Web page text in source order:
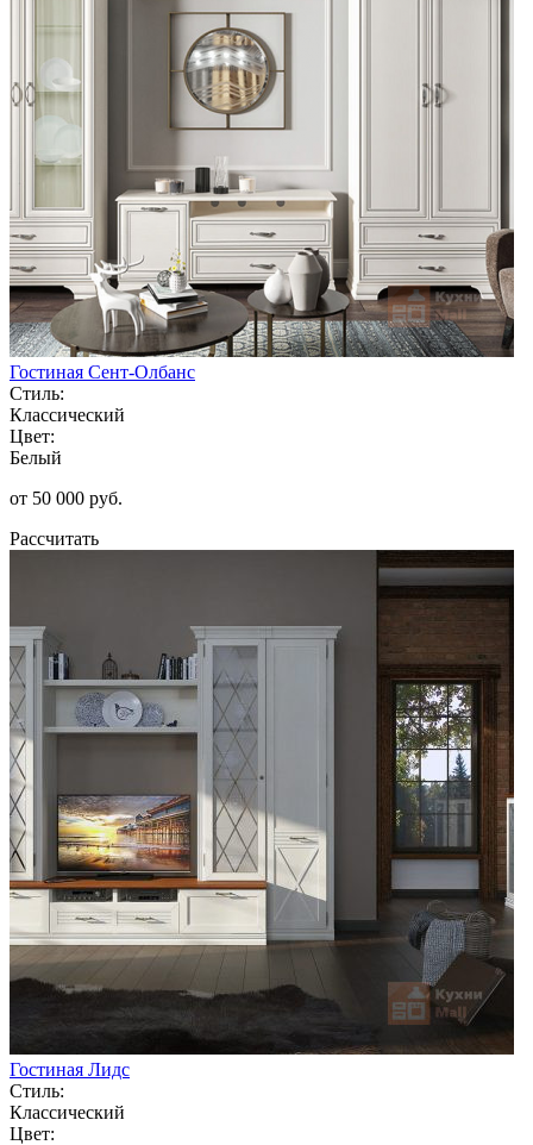
Гостиная Сент-Олбанс
Стиль:
Классический
Цвет:
Белый
от 50 000 руб.
Рассчитать
Гостиная Лидс
Стиль:
Классический
Цвет: